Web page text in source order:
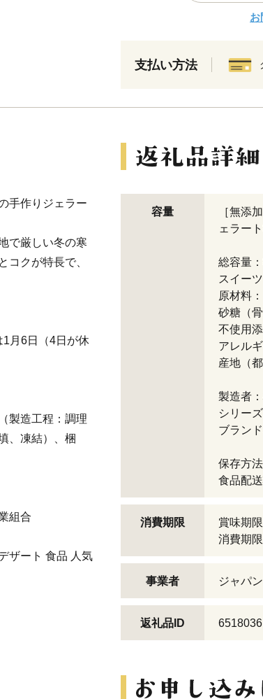
お
支払い方法
手作りジェラー
で厳しい冬の寒
コクが特長で、
月6日（4日が休
製造工程：調理
、凍結）、梱
組合
ザート 食品 人気
容量
［無添
ェラー
総容量
スイー
原材料
砂糖（
不使用
アレル
産地（
製造者
シリー
ブラン
保存方
食品配
消費期限
賞味期
消費期
事業者 ジャパ
返礼品ID 6518036